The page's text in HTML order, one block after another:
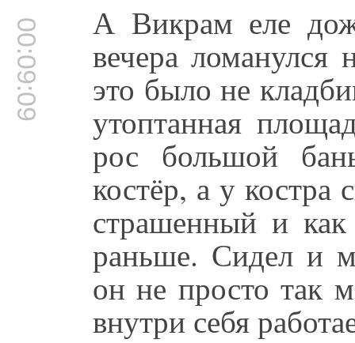
00:09:09 А Викрам еле
вечера
это было не
утоптанная
рос большой
костёр, а у
страшенный и
раньше. Сидел и
он не просто так
внутри себя